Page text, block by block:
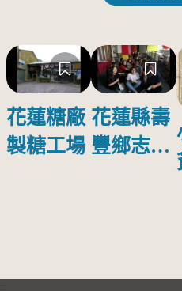
花蓮糖廠
製糖工場
花蓮縣壽
豐鄉志學